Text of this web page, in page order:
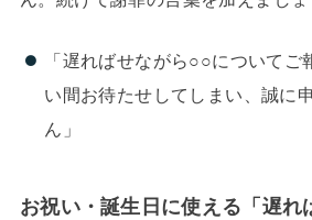
「遅ればせながら○○についてご
い間お待たせしてしまい、誠に
ん」
お祝い・誕生日に使える「遅れ